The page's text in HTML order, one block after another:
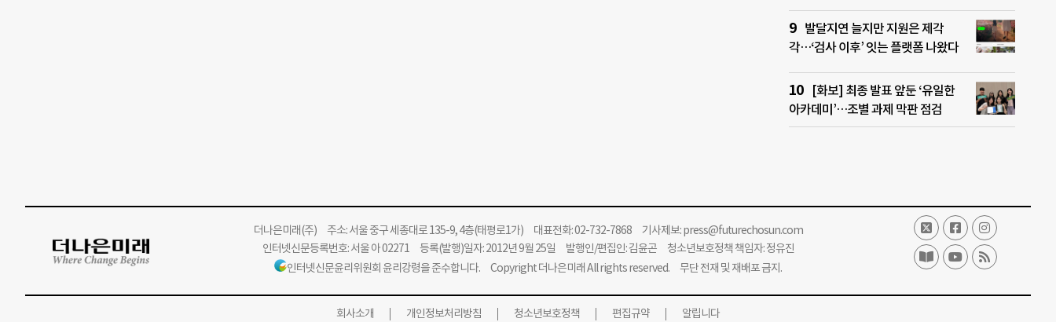
발달지연 늘지만 지원은 제각
각…‘검사 이후’ 잇는 플랫폼 나왔다
[화보] 최종 발표 앞둔 ‘유일한
아카데미’…조별 과제 막판 점검
더나은미래(주)주소: 서울 중구 세종대로 135-9, 4층(태평로1가) 대표전화: 02-732-7868 기사제보:press@futurechosun.com
인터넷신문등록번호: 서울 아 02271 등록(발행)일자: 2012년 9월 25일 발행인/편집인: 김윤곤 청소년보호정책 책임자: 정유진
인터넷신문윤리위원회 윤리강령을 준수합니다. Copyright 더나은미래 All rights reserved. 무단 전재 및 재배포 금지.
회사소개 개인정보처리방침 청소년보호정책 편집규약 알립니다